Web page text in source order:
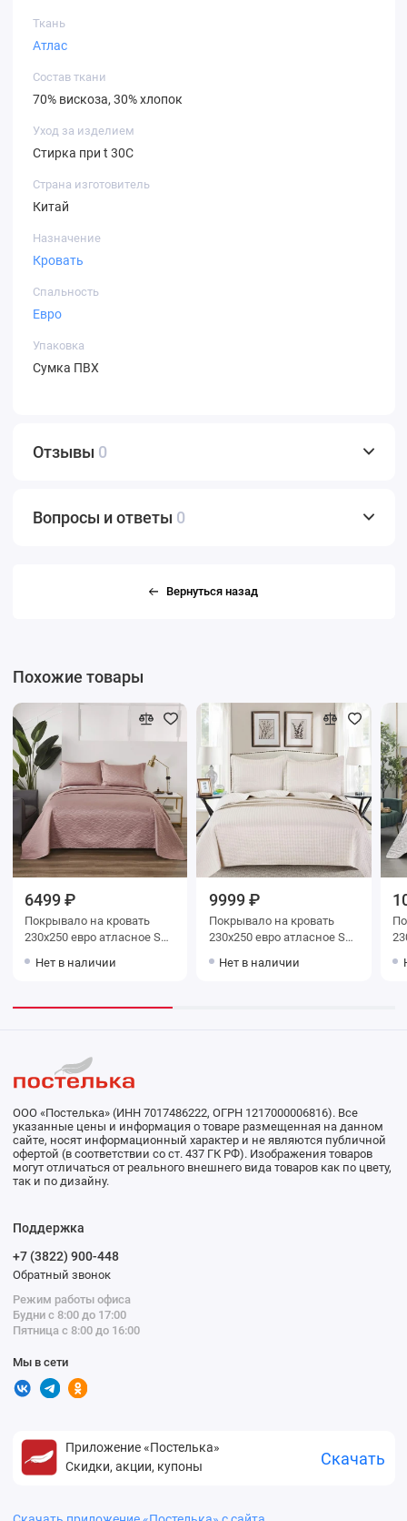
Ткань
Атлас
Состав ткани
70% вискоза, 30% хлопок
Уход за изделием
Стирка при t 30С
Страна изготовитель
Китай
Назначение
Кровать
Спальность
Евро
Упаковка
Сумка ПВХ
Отзывы 0
Вопросы и ответы 0
Вернуться назад
Похожие товары
6499 ₽
Покрывало на кровать
230х250 евро атласное Sofi
Нет в наличии
9999 ₽
Покрывало на кровать
230х250 евро атласное Sofi
Нет в наличии
ООО «Постелька» (ИНН 7017486222, ОГРН 1217000006816). Все
указанные цены и информация о товаре размещенная на данном
сайте, носят информационный характер и не являются публичной
офертой (в соответствии со ст. 437 ГК РФ). Изображения товаров
могут отличаться от реального внешнего вида товаров как по цвету,
так и по дизайну.
Поддержка
+7 (3822) 900-448
Обратный звонок
Режим работы офиса
Будни с 8:00 до 17:00
Пятница с 8:00 до 16:00
Мы в сети
Приложение «Постелька»
Скидки, акции, купоны
Скачать